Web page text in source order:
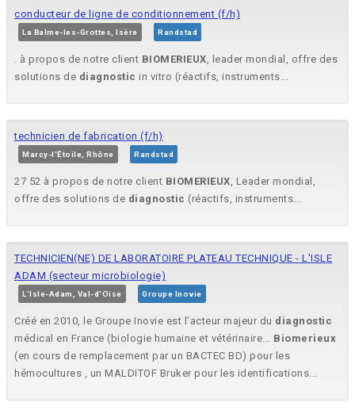
conducteur de ligne de conditionnement (f/h)
La Balme-les-Grottes, Isère Randstad
. à propos de notre client BIOMERIEUX, leader mondial, offre des
solutions de diagnostic in vitro (réactifs, instruments...
technicien de fabrication (f/h)
Marcy-l'Étoile, Rhône Randstad
27 52 à propos de notre client BIOMERIEUX, Leader mondial,
offre des solutions de diagnostic (réactifs, instruments...
TECHNICIEN(NE) DE LABORATOIRE PLATEAU TECHNIQUE - L'ISLE
ADAM (secteur microbiologie)
L'Isle-Adam, Val-d'Oise Groupe Inovie
Créé en 2010, le Groupe Inovie est l’acteur majeur du diagnostic
médical en France (biologie humaine et vétérinaire... Biomerieux
(en cours de remplacement par un BACTEC BD) pour les
hémocultures , un MALDITOF Bruker pour les identifications...